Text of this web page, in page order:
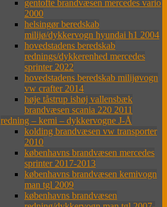
gentofte brandvæsen mercedes vario
2000
helsingør beredskab
milijø/dykkervogn hyundai h1 2004
hovedstadens beredskab
rednings/dykkerenhed mercedes
sprinter 2022
hovedstadens beredskab milijøvogn
vw crafter 2014
høje tåstrup ishøj vallensbæk
brandvæsen scania 220 2011
redning – kemi – dykkervogne J-Å
kolding brandvæsen vw transporter
2010
københavns brandvæsen mercedes
sprinter 2017-2013
københavns brandvæsen kemivogn
man tgl 2009
københavns brandvæsen